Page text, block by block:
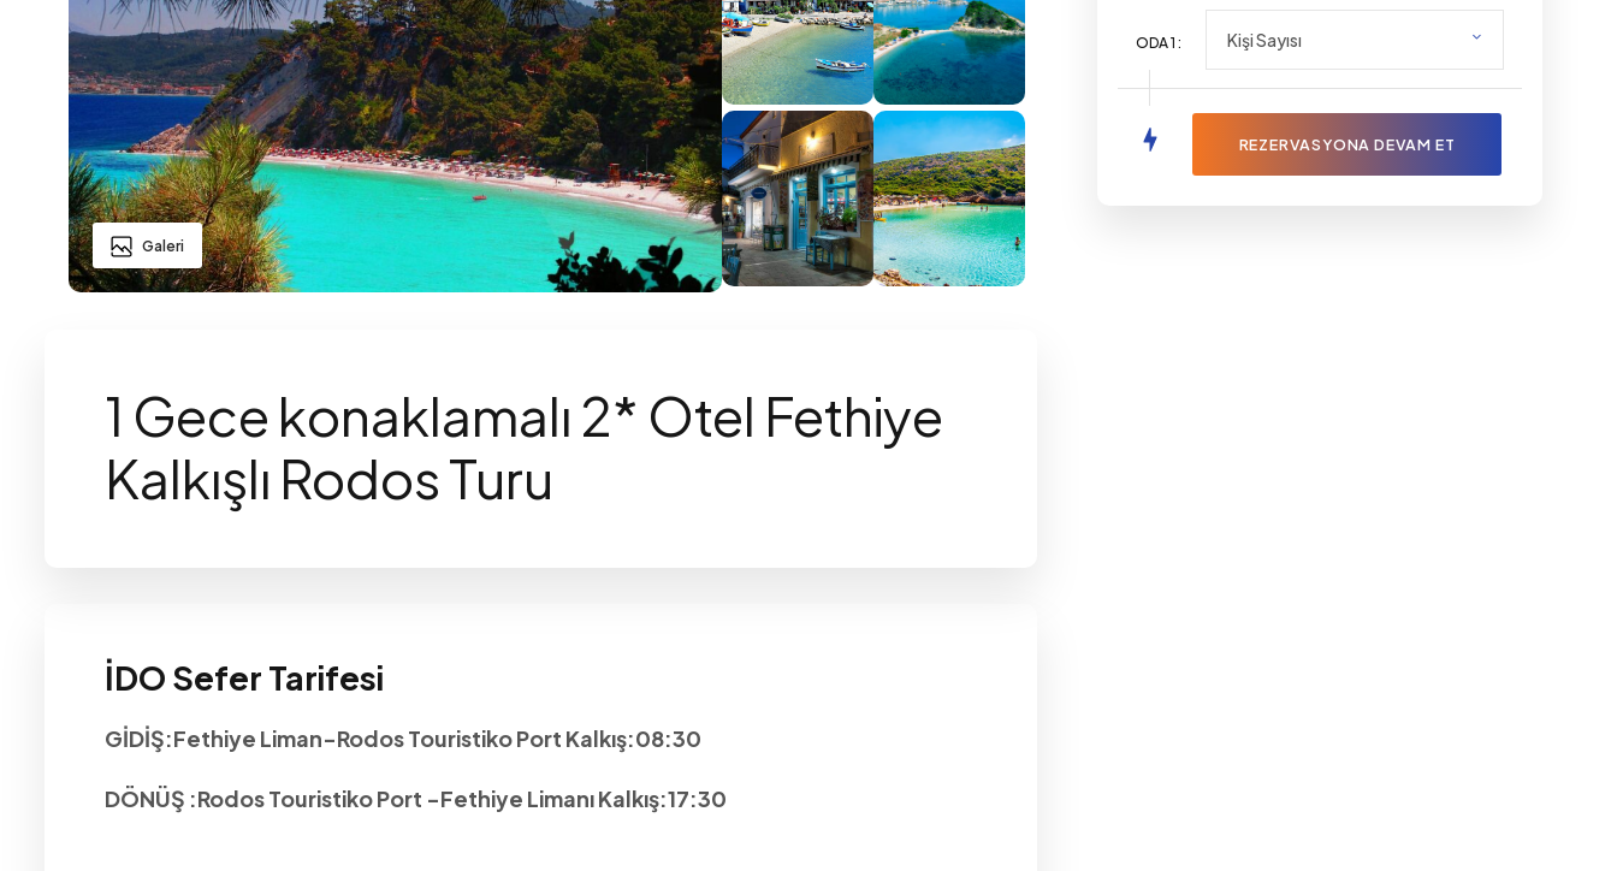
ODA1 :
Galeri
1 Gece konaklamalı 2* Otel Fethiye
Kalkışlı Rodos Turu
İDO Sefer Tarifesi
GİDİŞ:Fethiye Liman-Rodos Touristiko Port Kalkış:08:30
DÖNÜŞ :Rodos Touristiko Port -Fethiye Limanı Kalkış:17:30